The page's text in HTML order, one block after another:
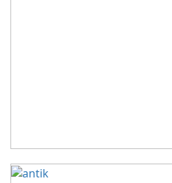
Dispone de un amplio catálogo de
personalizar a tu